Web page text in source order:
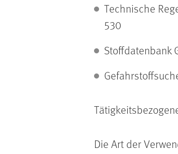
Technische
530
Stoffdatenbank
Die Art der